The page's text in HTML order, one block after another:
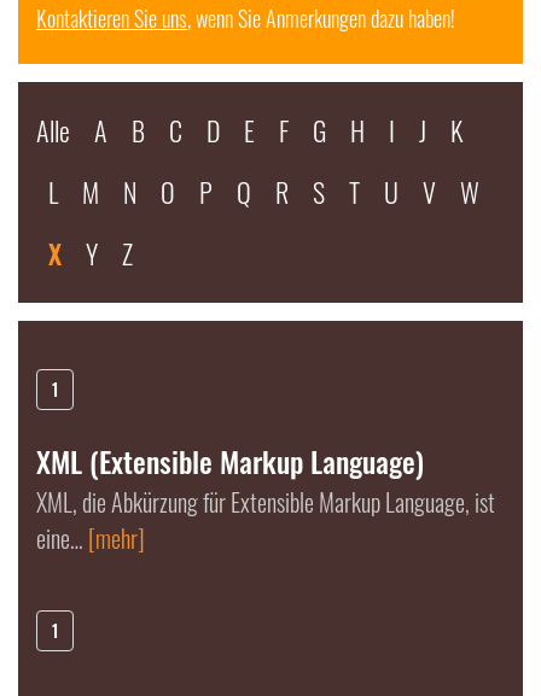
Kontaktieren Sie uns, wenn Sie Anmerkungen dazu haben!
Alle A B C D E F G H I J
K
L
M N O P Q R S T U V
W
X
Y Z
1
XML (Extensible Markup Language)
XML, die Abkürzung für Extensible Markup Language, ist
eine… [mehr]
1